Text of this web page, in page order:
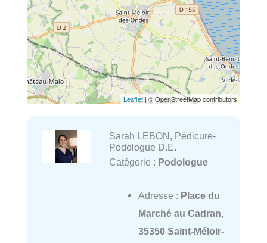
Leaflet | © OpenStreetMap contributors
Sarah LEBON, Pédicure-
Podologue D.E.
Catégorie : Podologue
Adresse : Place du
Marché au Cadran,
35350 Saint-Méloir-